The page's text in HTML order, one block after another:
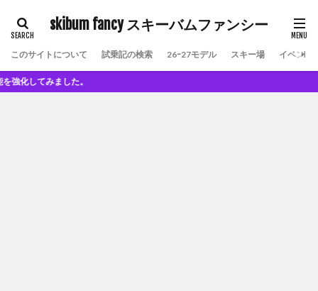
skibum fancy スキーバムファンシー
このサイトについて 試乗記の検索 26ｰ27モデル スキー場 イベント
みました。